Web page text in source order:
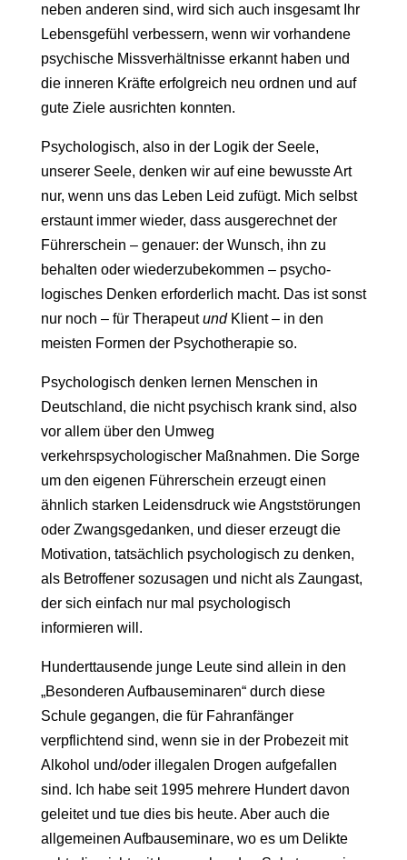
neben anderen sind, wird sich auch insgesamt Ihr
Lebensgefühl verbessern, wenn wir vorhandene
psychische Missverhältnisse erkannt haben und
die inneren Kräfte erfolgreich neu ordnen und auf
gute Ziele ausrichten konnten.
Psychologisch, also in der Logik der Seele,
unserer Seele, denken wir auf eine bewusste Art
nur, wenn uns das Leben Leid zufügt. Mich selbst
erstaunt immer wieder, dass ausgerechnet der
Führerschein – genauer: der Wunsch, ihn zu
behalten oder wiederzubekommen – psycho-
logisches Denken erforderlich macht. Das ist sonst
nur noch – für Therapeutund Klient – in den
meisten Formen der Psychotherapie so.
Psychologisch denken lernen Menschen in
Deutschland, die nicht psychisch krank sind, also
vor allem über den Umweg
verkehrspsychologischer Maßnahmen. Die Sorge
um den eigenen Führerschein erzeugt einen
ähnlich starken Leidensdruck wie Angststörungen
oder Zwangsgedanken, und dieser erzeugt die
Motivation, tatsächlich psychologisch zu denken,
als Betroffener sozusagen und nicht als Zaungast,
der sich einfach nur mal psychologisch
informieren will.
Hunderttausende junge Leute sind allein in den
„Besonderen Aufbauseminaren“ durch diese
Schule gegangen, die für Fahranfänger
verpflichtend sind, wenn sie in der Probezeit mit
Alkohol und/oder illegalen Drogen aufgefallen
sind. Ich habe seit 1995 mehrere Hundert davon
geleitet und tue dies bis heute. Aber auch die
allgemeinen Aufbauseminare, wo es um Delikte